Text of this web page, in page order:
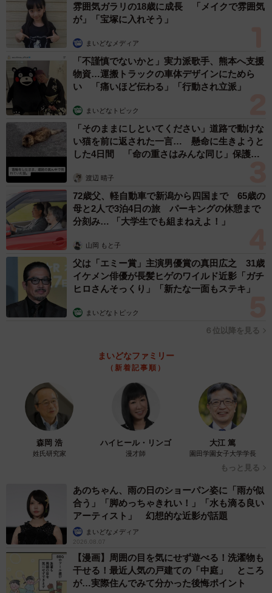
雰囲気ガラリの18歳に成長 「メイクで雰囲気
が」「宝塚に入れそう」
まいどなメディア
「不謹慎でないかと」実力派歌手、熊本へ支援
物資…運搬トラックの車体デザインにためら
い 「痛いほど伝わる」「行動され立派」
まいどなトピック
「そのままにしといてください」道路で動けな
い猫を前に返された一言… 懸命に生きようと
した4日間 「命の重さはみんな同じ」保護団
渡辺 晴子
72歳父、軽自動車で新潟から四国まで 65歳の
母と2人で3泊4日の旅 パーキングの休憩まで
分刻み… 「大学生でも組まねえよ！」
山岡 もと子
父は「エミー賞」主演男優賞の真田広之 31歳
イケメン俳優が長髪ヒゲのワイルド近影「ガチ
ヒロさんそっくり」「新たな一面もステキ」
まいどなトピック
６位以降を見る
まいどなファミリー
（新着記事順）
森岡 浩
姓氏研究家
ハイヒール・リンゴ
漫才師
大江 篤
園田学園女子大学学長
もっと見る
あのちゃん、雨の日のショーパン姿に「雨が似
合う」「脚めっちゃきれい！」「水も滴る良い
アーティスト」 幻想的な近影が話題
まいどなメディア
2026.08.07
【漫画】周囲の目を気にせず遊べる！洗濯物も
干せる！最近人気の戸建ての「中庭」 ところ
が…実際住んでみて分かった後悔ポイント